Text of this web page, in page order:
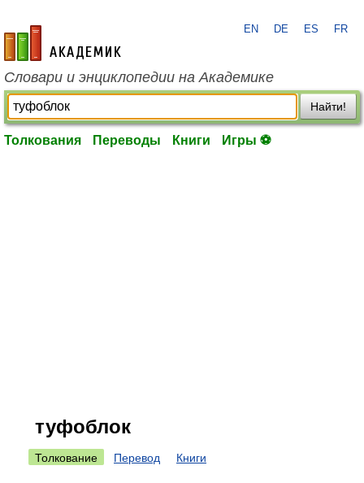
academic.ru
EN DE ES FR
Словари и энциклопедии на Академике
Найти!
Толкования Переводы Книги Игры ⚽
туфоблок
Толкование Перевод Книги